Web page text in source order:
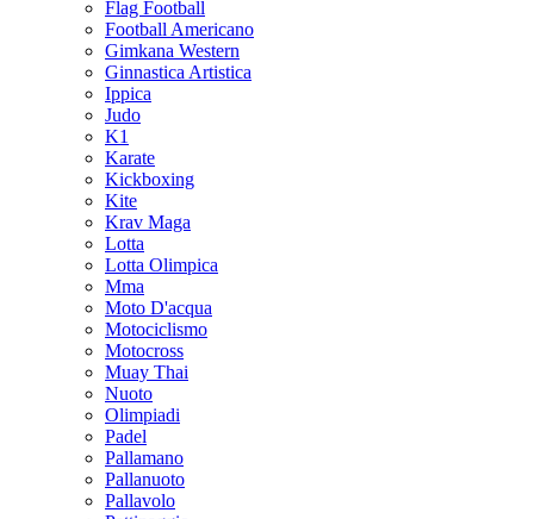
Flag Football
Football Americano
Gimkana Western
Ginnastica Artistica
Ippica
Judo
K1
Karate
Kickboxing
Kite
Krav Maga
Lotta
Lotta Olimpica
Mma
Moto D'acqua
Motociclismo
Motocross
Muay Thai
Nuoto
Olimpiadi
Padel
Pallamano
Pallanuoto
Pallavolo